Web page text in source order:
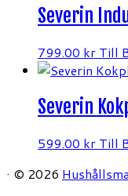
Severin
799.00 kr Till
Severin
599.00 kr Till
· © 2026